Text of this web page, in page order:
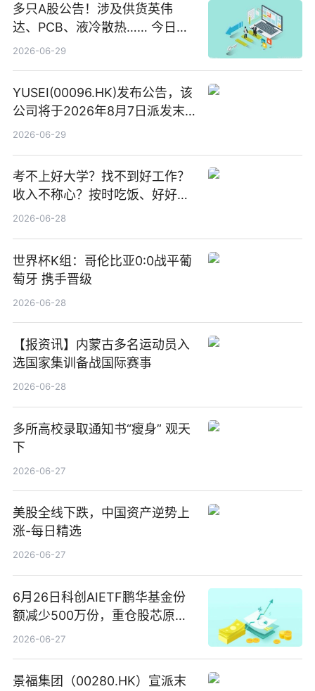
多只A股公告！涉及供货英伟
达、PCB、液冷散热…… 今日快
讯
2026-06-29
YUSEI(00096.HK)发布公告，该
公司将于2026年8月7日派发末
期股息每股人民币0.013元 每日
2026-06-29
考不上好大学？找不到好工作？
收入不称心？按时吃饭、好好睡
觉
2026-06-28
世界杯K组：哥伦比亚0:0战平葡
萄牙 携手晋级
2026-06-28
【报资讯】内蒙古多名运动员入
选国家集训备战国际赛事
2026-06-28
多所高校录取通知书“瘦身” 观天
下
2026-06-27
美股全线下跌，中国资产逆势上
涨-每日精选
2026-06-27
6月26日科创AIETF鹏华基金份
额减少500万份，重仓股芯原股
份、寒武纪、澜起科技 观速讯
2026-06-27
景福集团（00280.HK）宣派末